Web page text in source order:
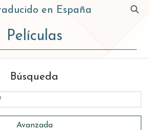
en España
Películas
Búsqueda
Avanzada